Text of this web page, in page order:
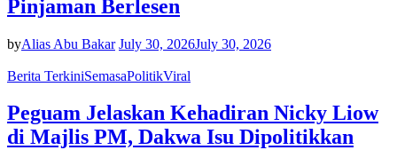
Pinjaman Berlesen
byAlias Abu Bakar July 30, 2026July 30, 2026
Berita TerkiniSemasaPolitikViral
Peguam Jelaskan Kehadiran Nicky Liow
di Majlis PM, Dakwa Isu Dipolitikkan